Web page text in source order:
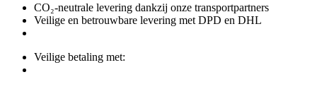
CO₂-neutrale levering dankzij onze transportpartners
Veilige en betrouwbare levering met DPD en DHL
Veilige betaling met: